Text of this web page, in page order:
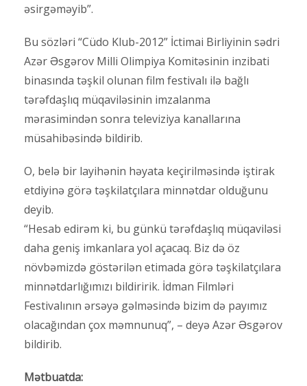
əsirgəməyib”.
Bu sözləri “Cüdo Klub-2012” İctimai Birliyinin sədri
Azər Əsgərov Milli Olimpiya Komitəsinin inzibati
binasında təşkil olunan film festivalı ilə bağlı
tərəfdaşlıq müqaviləsinin imzalanma
mərasimindən sonra televiziya kanallarına
müsahibəsində bildirib.
O, belə bir layihənin həyata keçirilməsində iştirak
etdiyinə görə təşkilatçılara minnətdar olduğunu
deyib.
“Hesab edirəm ki, bu günkü tərəfdaşlıq müqaviləsi
daha geniş imkanlara yol açacaq. Biz də öz
növbəmizdə göstərilən etimada görə təşkilatçılara
minnətdarlığımızı bildiririk. İdman Filmləri
Festivalının ərsəyə gəlməsində bizim də payımız
olacağından çox məmnunuq”, – deyə Azər Əsgərov
bildirib.
Mətbuatda: